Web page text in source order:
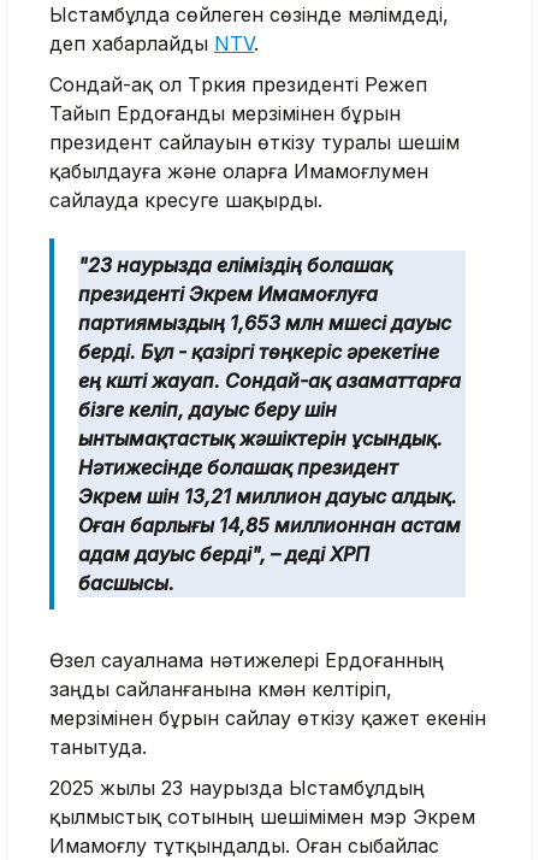
Ыстамбұлда сөйлеген сөзінде мәлімдеді,
деп хабарлайды NTV.
Сондай-ақ ол Түркия президенті Режеп
Тайып Ердоғанды мерзімінен бұрын
президент сайлауын өткізу туралы шешім
қабылдауға және оларға Имамоғлумен
сайлауда күресуге шақырды.
"23 наурызда еліміздің болашақ
президенті Экрем Имамоғлуға
партиямыздың 1,653 млн мүшесі дауыс
берді. Бұл - қазіргі төңкеріс әрекетіне
ең күшті жауап. Сондай-ақ азаматтарға
бізге келіп, дауыс беру үшін
ынтымақтастық жәшіктерін ұсындық.
Нәтижесінде болашақ президент
Экрем үшін 13,21 миллион дауыс алдық.
Оған барлығы 14,85 миллионнан астам
адам дауыс берді", – деді ХРП
басшысы.
Өзел сауалнама нәтижелері Ердоғанның
заңды сайланғанына күмән келтіріп,
мерзімінен бұрын сайлау өткізу қажет екенін
танытуда.
2025 жылы 23 наурызда Ыстамбұлдың
қылмыстық сотының шешімімен мэр Экрем
Имамоғлу тұтқындалды. Оған сыбайлас